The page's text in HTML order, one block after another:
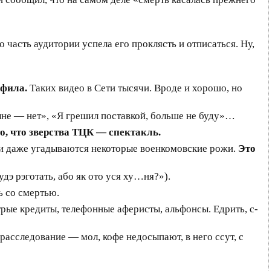
аудитории успела его проклясть и отписаться. Ну,
Таких видео в Сети тысячи. Вроде и хорошо, но
— нет», «Я грешил поставкой, больше не буду»…
что зверства ТЦК — спектакль.
даже угадываются некоторые военкомовские рожи. Это
рэготать, або як ото уся ху…ня?»).
со смертью.
кредиты, телефонные аферисты, альфонсы. Едрить, с-
— мол, кофе недосыпают, в него ссут, с